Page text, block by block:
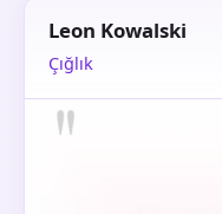
Leon Kowalski
Çığlık